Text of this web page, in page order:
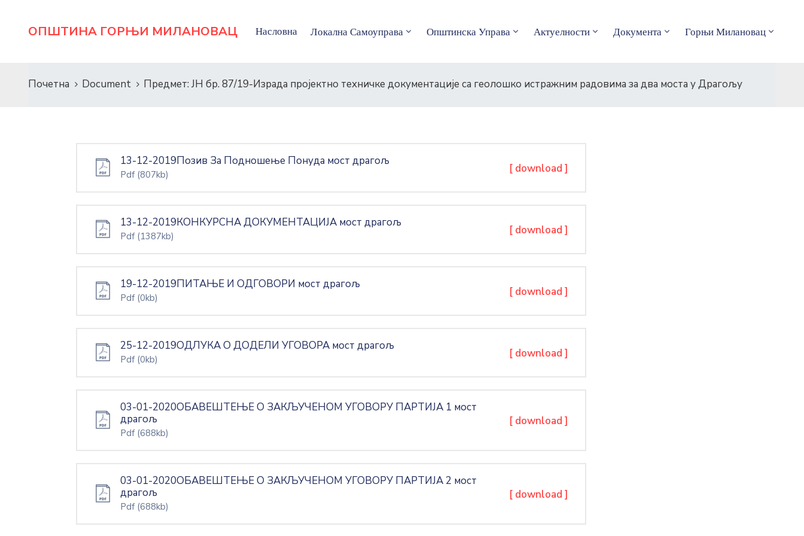
ОПШТИНА ГОРЊИ МИЛАНОВАЦ Насловна Локална Самоуправа Општинска Управа Актуелности Документа Горњи Милановац
Почетна Document Предмет: ЈН бр. 87/19-Израда пројектно техничке документације са геолошко истражним радовима за два моста у Драгољу
13-12-2019Позив За Подношење Понуда мост драгољ
Pdf (807kb) [ download ]
13-12-2019КОНКУРСНА ДОКУМЕНТАЦИЈА мост драгољ
Pdf (1387kb) [ download ]
19-12-2019ПИТАЊЕ И ОДГОВОРИ мост драгољ
Pdf (0kb) [ download ]
25-12-2019ОДЛУКА О ДОДЕЛИ УГОВОРА мост драгољ
Pdf (0kb) [ download ]
03-01-2020ОБАВЕШТЕЊЕ О ЗАКЉУЧЕНОМ УГОВОРУ ПАРТИЈА 1 мост
драгољ
Pdf (688kb)
[ download ]
03-01-2020ОБАВЕШТЕЊЕ О ЗАКЉУЧЕНОМ УГОВОРУ ПАРТИЈА 2 мост
драгољ
Pdf (688kb)
[ download ]